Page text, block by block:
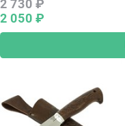
2 730 ₽
2 050 ₽